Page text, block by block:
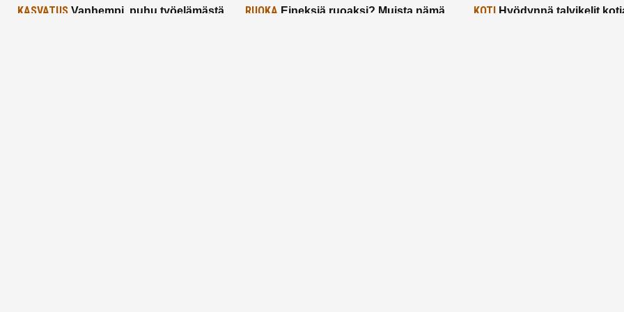
KASVATUS Vanhempi, puhu työelämästä
RUOKA Eineksiä ruoaksi? Muista nämä
KOTIHyödynnä talvikelit